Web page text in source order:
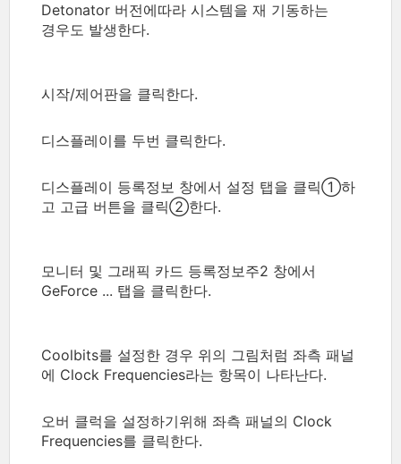
Detonator 버전에따라 시스템을 재 기동하는
경우도 발생한다.
시작/제어판을 클릭한다.
디스플레이를 두번 클릭한다.
디스플레이 등록정보 창에서 설정 탭을 클릭①하
고 고급 버튼을 클릭②한다.
모니터 및 그래픽 카드 등록정보주2 창에서
GeForce ... 탭을 클릭한다.
Coolbits를 설정한 경우 위의 그림처럼 좌측 패널
에 Clock Frequencies라는 항목이 나타난다.
오버 클럭을 설정하기위해 좌측 패널의 Clock
Frequencies를 클릭한다.